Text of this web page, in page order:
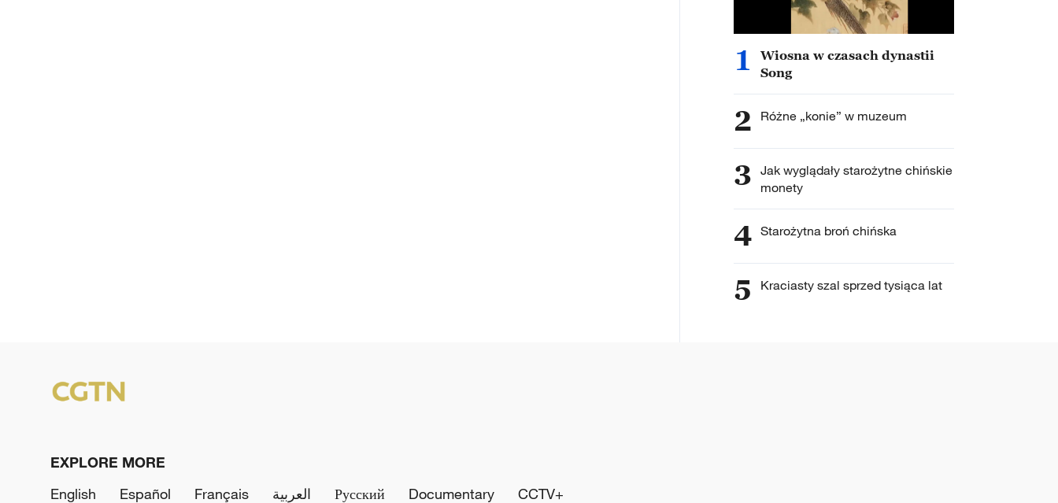
1
Wiosna w czasach dynastii
Song
2 Różne „konie” w muzeum
3 Jak wyglądały starożytne chińskie
monety
4 Starożytna broń chińska
5 Kraciasty szal sprzed tysiąca lat
EXPLORE MORE
English
Español Français العربية Русский Documentary CCTV+